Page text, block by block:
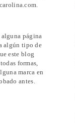
página
algún tipo de
este blog
formas,
marca en
antes.